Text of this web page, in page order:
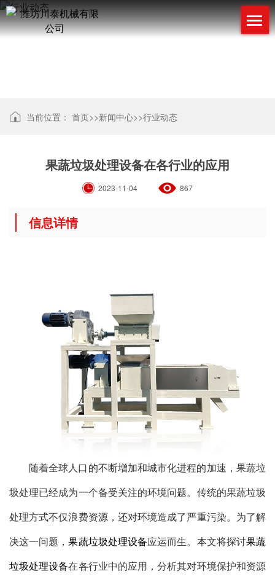
当前位置： 首页>>新闻中心>>行业动态
果蔬垃圾处理设备在各行业的应用
2023-11-04 867
信息详情
随着全球人口的不断增加和城市化进程的加速，果蔬垃
圾处理已经成为一个备受关注的环境问题。传统的果蔬垃圾
处理方式不仅浪费资源，还对环境造成了严重污染。为了解
决这一问题，果蔬垃圾处理设备应运而生。本文将探讨果蔬
垃圾处理设备在各行业中的应用，分析其对环境保护和资源